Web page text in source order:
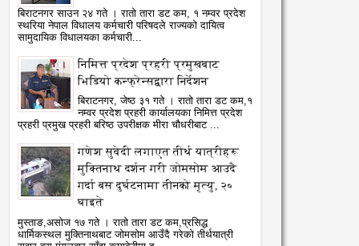
Aug
2026
औषध नियन्त्रणमा विद्यालय
अभियान शुरु
RatoTara 8/4/2026
29
कृषि क्षेत्रको विकासका लागि
बिश्वभरका विषयगत नेपाली
विज्ञहरूको पहिचान र परिचालन
अत्यन्त आवश्यक : मन्त्री
RatoTara
बिराटनगर साउन २४ गते । रातो तारा डट कम, १ नम्वर प्रदेश
स्थरिया नेपाल विधालय कर्मचारी परिषदले राज्यको दायित्व
सामुदायिक विधालयका कर्मचारी...
निमित्त प्रदेश प्रहरी प्रमुखबाट
भिडियो कन्फ्रेन्सद्वारा निर्देशन
बिराटनगर, जेष्ठ ३१ गते । रातो तारा डट कम,१
नम्वर प्रदेश प्रहरी कार्यालयका निमित्त प्रदेश
प्रहरी प्रमुख प्रहरी बरिष्ठ उपरीक्षक मीरा चौधरीबाट ...
गणेश सुवेदी लगाएत तीर्थ यात्रीहरू
मुक्तिनाथ दर्शन गरी जोमसोम आउदै
गर्दा बस दुर्घटनामा तीनको मृत्यु, २०
घाइते
मुस्ताङ,असोज १७ गते । रातो तारा डट कम,प्रसिद्ध
धार्मिकस्थल मुक्तिनाथबाट जोमसोम आउँदै गरेको तीर्थयात्री